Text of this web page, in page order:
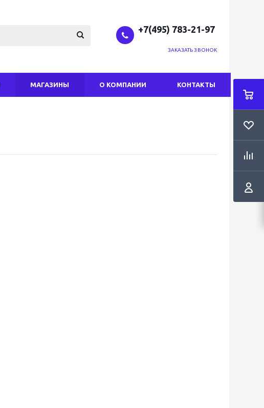
+7(495) 783-21-97
ЗАКАЗАТЬ ЗВОНОК
МАГАЗИНЫ О КОМПАНИИ КОНТАКТЫ